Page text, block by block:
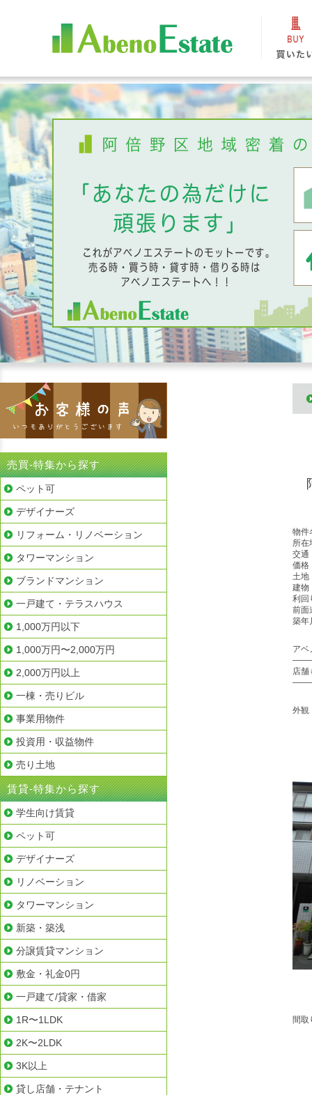
物件
所在
交通
価格
土地
建物
利回
前面
築年
アベ
店舗
外観
間取
売買-特集から探す
ペット可
デザイナーズ
リフォーム・リノベーション
タワーマンション
ブランドマンション
一戸建て・テラスハウス
1,000万円以下
1,000万円〜2,000万円
2,000万円以上
一棟・売りビル
事業用物件
投資用・収益物件
売り土地
賃貸-特集から探す
学生向け賃貸
ペット可
デザイナーズ
リノベーション
タワーマンション
新築・築浅
分譲賃貸マンション
敷金・礼金0円
一戸建て/貸家・借家
1R〜1LDK
2K〜2LDK
3K以上
貸し店舗・テナント